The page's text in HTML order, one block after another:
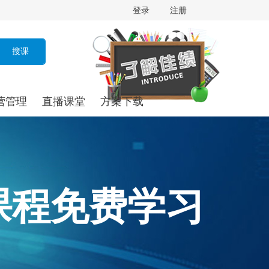
登录 注册
管理 直播课堂 方案下载
免费学习